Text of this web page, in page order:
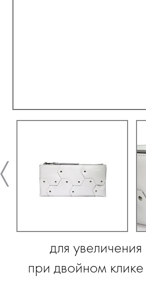
для
при двойном